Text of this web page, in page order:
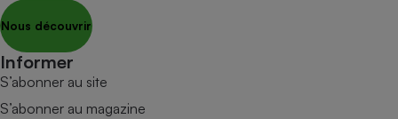
Nous découvrir
Informer
S’abonner au site
S’abonner au magazine